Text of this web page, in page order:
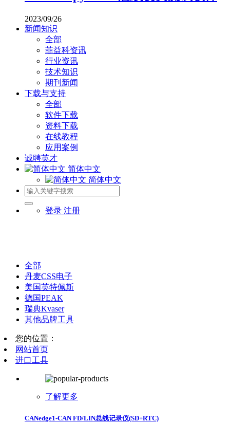
2023/09/26
新闻知识
全部
菲益科资讯
行业资讯
技术知识
期刊新闻
下载与支持
全部
软件下载
资料下载
在线教程
应用案例
诚聘英才
简体中文
简体中文
登录 注册
全部
丹麦CSS电子
美国英特佩斯
德国PEAK
瑞典Kvaser
其他品牌工具
您的位置：
网站首页
进口工具
了解更多
CANedge1-CAN FD/LIN总线记录仪(SD+RTC)